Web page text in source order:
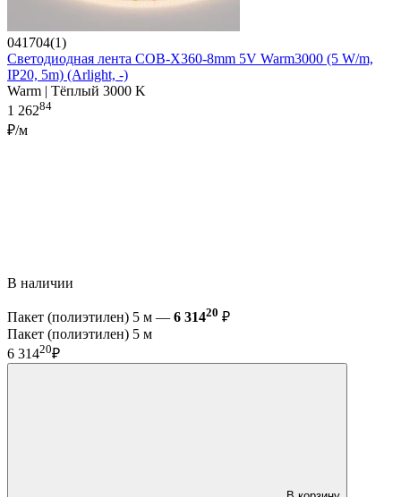
041704(1)
Светодиодная лента COB-X360-8mm 5V Warm3000 (5 W/m,
IP20, 5m) (Arlight, -)
Warm | Тёплый 3000 K
1 26284
₽/м
В наличии
Пакет (полиэтилен) 5 м — 6 31420 ₽
Пакет (полиэтилен) 5 м
6 31420₽